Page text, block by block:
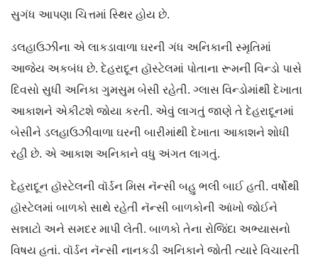
સુગંધ આપણા ચિત્તમાં સ્થિર હોય છે.
ડલહાઉઝીના એ લાકડાવાળા ઘરની ગંધ અનિકાની સ્મૃતિમાં
આજેય અકબંધ છે. દેહરાદૂન હૉસ્ટેલમાં પોતાના રૂમની વિન્ડો પાસે
દિવસો સુધી અનિકા ગુમસુમ બેસી રહેતી. ગ્લાસ વિન્ડોમાંથી દેખાતા
આકાશને એકીટશે જોયા કરતી. એવું લાગતું જાણે તે દેહરાદૂનમાં
બેસીને ડલહાઉઝીવાળા ઘરની બારીમાંથી દેખાતા આકાશને શોધી
રહી છે. એ આકાશ અનિકાને વધુ અંગત લાગતું.
દેહરાદૂન હૉસ્ટેલની વૉર્ડન મિસ નૅન્સી બહુ ભલી બાઈ હતી. વર્ષોથી
હૉસ્ટેલમાં બાળકો સાથે રહેતી નૅન્સી બાળકોની આંખો જોઈને
સન્નાટો અને સમદર માપી લેતી. બાળકો તેના રોજિંદા અભ્યાસનો
વિષય હતાં. વૉર્ડન નૅન્સી નાનકડી અનિકાને જોતી ત્યારે વિચારતી